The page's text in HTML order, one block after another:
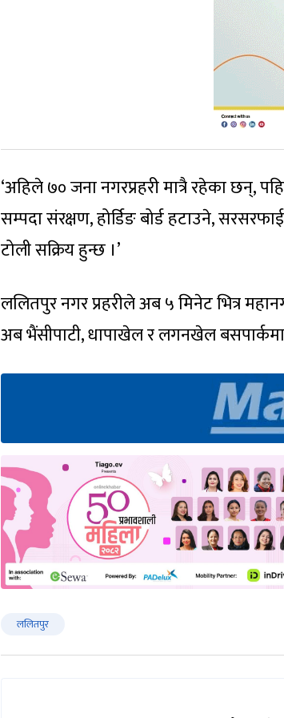
‘अहिले ७० जना नगरप्रहरी मात्रै रहेका छन्,
सम्पदा संरक्षण, होर्डिङ बोर्ड हटाउने,
टोली सक्रिय हुन्छ ।’
ललितपुर नगर प्रहरीले अब ५ मिनेट भित्र
अब भैंसीपाटी, धापाखेल र लगनखेल बसपार्कमा
ललितपुर